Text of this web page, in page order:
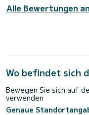
Alle Bewertungen
Wo befindet sich
Bewegen Sie sich auf
verwenden
Genaue